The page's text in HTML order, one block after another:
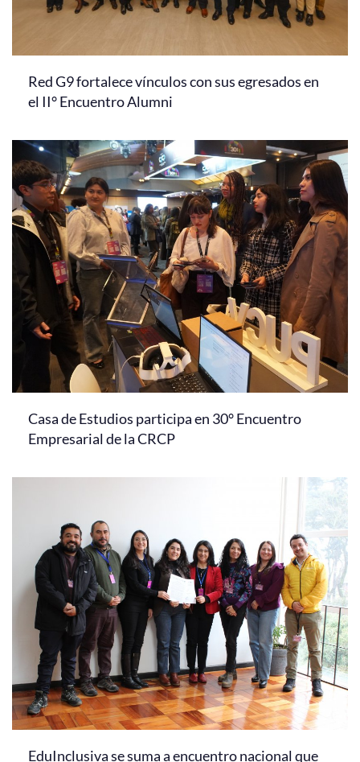
Red G9 fortalece vínculos con sus egresados en
el II° Encuentro Alumni
Casa de Estudios participa en 30° Encuentro
Empresarial de la CRCP
EduInclusiva se suma a encuentro nacional que